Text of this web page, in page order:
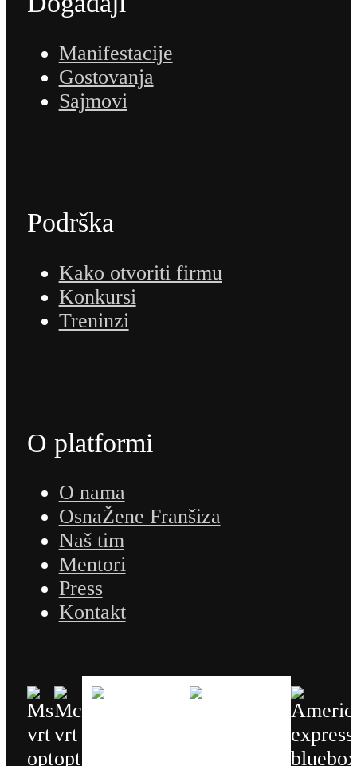
Manifestacije
Gostovanja
Sajmovi
Podrška
Kako otvoriti firmu
Konkursi
Treninzi
O platformi
O nama
OsnaŽene Franšiza
Naš tim
Mentori
Press
Kontakt